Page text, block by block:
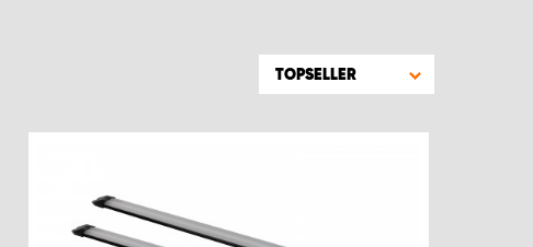
TOPSELLER